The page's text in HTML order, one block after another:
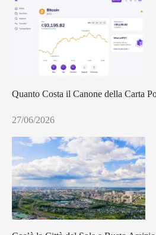
Quanto Costa il Canone della Carta
27/06/2026